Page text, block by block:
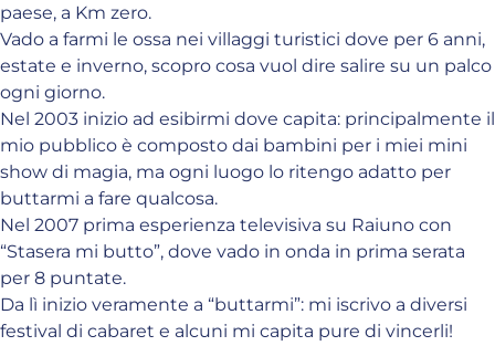
paese, a Km zero.
Vado a farmi le ossa nei villaggi turistici dove per 6 anni,
estate e inverno, scopro cosa vuol dire salire su un palco
ogni giorno.
Nel 2003 inizio ad esibirmi dove capita: principalmente il
mio pubblico è composto dai bambini per i miei mini
show di magia, ma ogni luogo lo ritengo adatto per
buttarmi a fare qualcosa.
Nel 2007 prima esperienza televisiva su Raiuno con
“Stasera mi butto”, dove vado in onda in prima serata
per 8 puntate.
Da lì inizio veramente a “buttarmi”: mi iscrivo a diversi
festival di cabaret e alcuni mi capita pure di vincerli!